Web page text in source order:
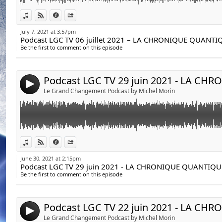
View in iTunes
View on Djpod
Information
https://bit.ly/35d6nZv
Voici le lien de la liste exclusive pour vous procurer
amis
https://legrandchangement.com/la-chronique-
July 7, 2021 at 3:57pm
Be the first to comment on this episode
4 Le Grand Changement Podcast by Michel Morin
View in iTunes
View on Djpod
Information
Link:
Widget:
Share:
Podcast LGC TV 29 juin 2021 - LA CHRONIQUE
avec Robert Parent et Sanaa
Qui est le pion? avec Robert Parent et Sanaa dans la
Qui est le pion ?
Voici le lien pour obtenir la capsule éducative
d'intelligence de l'Être"
https://bit.ly/35d6nZv
Voici le lien de la liste exclusive pour vous procurer
amis
https://legrandchangement.com/la-chronique-
exclusive/
June 30, 2021 at 2:15pm
Be the first to comment on this episode
4 Le Grand Changement Podcast by Michel Morin
Link:
Widget:
Share:
Podcast LGC TV 22 juin 2021 - LA CHRONIQUE
vous garder prisonnier… avec Robert Parent et Sanaa
L’identisation veut vous garder prisonnier… avec
15 juin 2021-Émission 34
L’identisation veut vous garder prisonnier…